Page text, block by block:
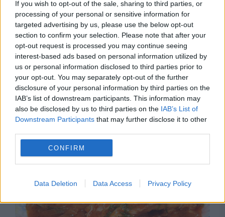
If you wish to opt-out of the sale, sharing to third parties, or
processing of your personal or sensitive information for
targeted advertising by us, please use the below opt-out
section to confirm your selection. Please note that after your
opt-out request is processed you may continue seeing
interest-based ads based on personal information utilized by
us or personal information disclosed to third parties prior to
your opt-out. You may separately opt-out of the further
disclosure of your personal information by third parties on the
IAB’s list of downstream participants. This information may
also be disclosed by us to third parties on the IAB’s List of
Downstream Participants that may further disclose it to other
CONFIRM
Data Deletion Data Access Privacy Policy
SOCIAL
Rețeta grecească a verii. Plăcinta irezistibilă